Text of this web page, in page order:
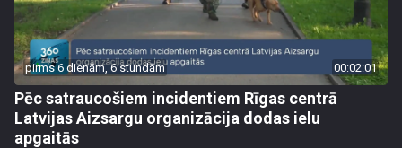
pirms 6 dienām, 6 stundām 00:02:01
Pēc satraucošiem incidentiem Rīgas centrā
Latvijas Aizsargu organizācija dodas ielu
apgaitās